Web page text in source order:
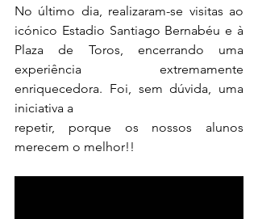
No último dia, realizaram-se visitas ao
icónico Estadio Santiago Bernabéu e à
Plaza de Toros, encerrando uma
experiência extremamente
enriquecedora. Foi, sem dúvida, uma
iniciativa a
repetir, porque os nossos alunos
merecem o melhor!!